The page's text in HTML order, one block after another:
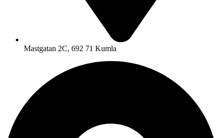
Mastgatan 2C, 692 71 Kumla